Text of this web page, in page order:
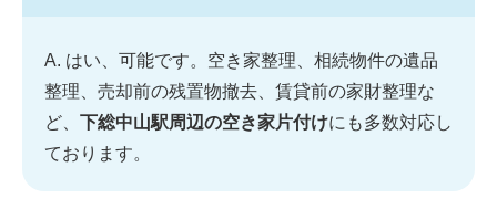
A. はい、可能です。空き家整理、相続物件の遺品
整理、売却前の残置物撤去、賃貸前の家財整理な
ど、 下総中山駅周辺の空き家片付けにも多数対応し
ております。